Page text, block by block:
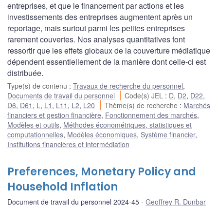
entreprises, et que le financement par actions et les
investissements des entreprises augmentent après un
reportage, mais surtout parmi les petites entreprises
rarement couvertes. Nos analyses quantitatives font
ressortir que les effets globaux de la couverture médiatique
dépendent essentiellement de la manière dont celle-ci est
distribuée.
Type(s) de contenu : Travaux de recherche du personnel,
Documents de travail du personnel
Code(s) JEL : D, D2, D22,
D6, D61 , L , L1 , L11 , L2, L20 Thème(s) de recherche : Marchés
financiers et gestion financière, Fonctionnement des marchés,
Modèles et outils, Méthodes économétriques, statistiques et
computationnelles, Modèles économiques, Système financier,
Institutions financières et intermédiation
Preferences, Monetary Policy and
Household Inflation
Document de travail du personnel 2024-45 Geoffrey R. Dunbar